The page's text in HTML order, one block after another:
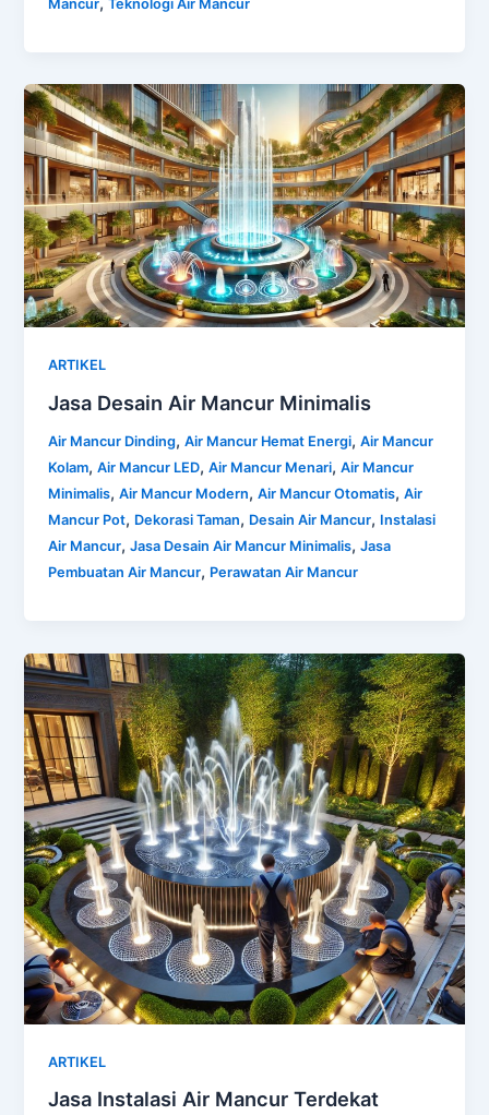
Mancur Teknologi Air Mancur
ARTIKEL
Jasa Desain Air Mancur Minimalis
Air Mancur Dinding,Air Mancur Hemat Energi,Air Mancur
Kolam,Air Mancur LED,Air Mancur Menari,Air Mancur
Minimalis,Air Mancur Modern,Air Mancur Otomatis,Air
Mancur Pot, Dekorasi Taman, Desain Air Mancur, Instalasi
Air Mancur,Jasa Desain Air Mancur Minimalis,Jasa
Pembuatan Air Mancur, Perawatan Air Mancur
ARTIKEL
Jasa Instalasi Air Mancur Terdekat